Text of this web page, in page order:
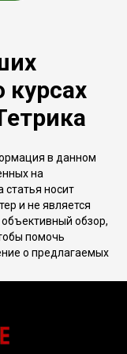
курсах
в данном
на
носит
и не является
обзор,
помочь
о предлагаемых